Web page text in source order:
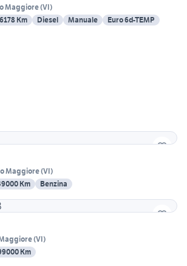
Maggiore(VI)
Km Diesel Manuale Euro 6d-TEMP
Maggiore(VI)
Km Benzina
(VI)
Km